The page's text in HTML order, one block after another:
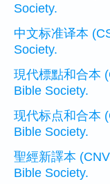
Society.
中文标准译本
Society.
現代標點和合本
Bible Society.
现代标点和合本
Bible Society.
聖經新譯本
Bible Society.